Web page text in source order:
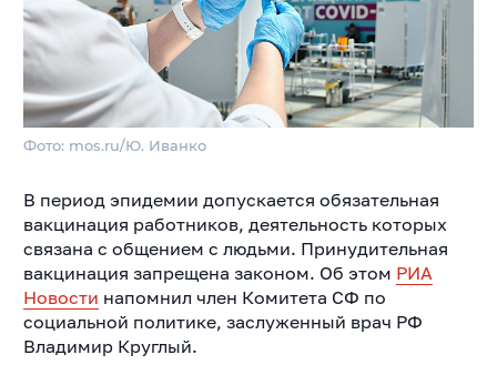
Фото: mos.ru/Ю. Иванко
В период эпидемии допускается обязательная
вакцинация работников, деятельность которых
связана с общением с людьми. Принудительная
вакцинация запрещена законом. Об этом РИА
Новости напомнил член Комитета СФ по
социальной политике, заслуженный врач РФ
Владимир Круглый.